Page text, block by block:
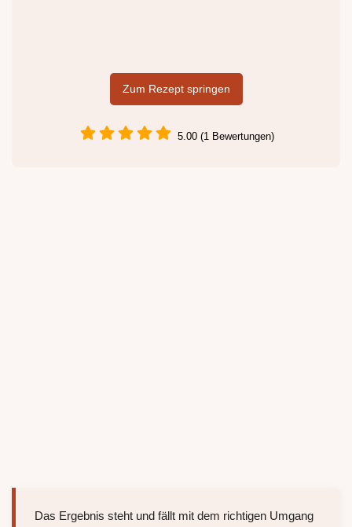
Zum Rezept springen
5.00 (1 Bewertungen)
Das Ergebnis steht und fällt mit dem richtigen Umgang